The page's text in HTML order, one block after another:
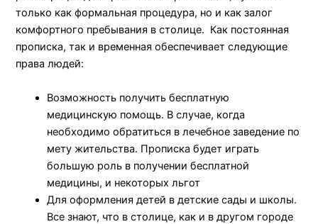
только как формальная процедура, но и как залог
комфортного пребывания в столице. Как постоянная
прописка, так и временная обеспечивает следующие
права людей:
Возможность получить бесплатную
медицинскую помощь. В случае, когда
необходимо обратиться в лечебное заведение по
мету жительства. Прописка будет играть
большую роль в получении бесплатной
медицины, и некоторых льгот
Для оформления детей в детские сады и школы.
Все знают, что в столице, как и в другом городе